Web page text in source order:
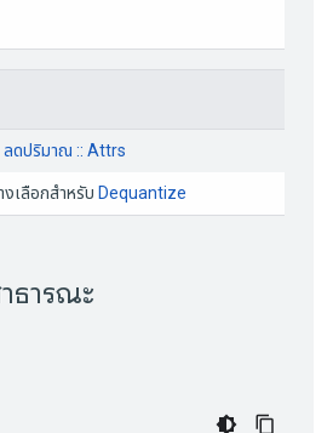
ลดปริมาณ :: Attrs
เลือกสำหรับ Dequantize
ารณะ